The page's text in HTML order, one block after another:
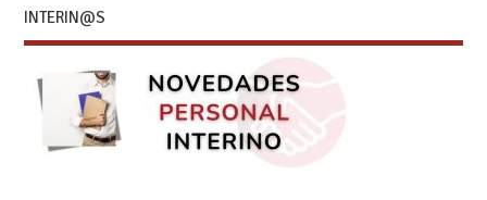
INTERIN@S